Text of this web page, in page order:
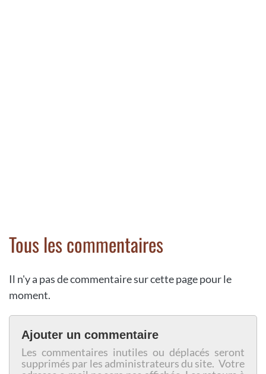
Tous les commentaires
Il n'y a pas de commentaire sur cette page pour le
moment.
Ajouter un commentaire
Les commentaires inutiles ou déplacés seront
supprimés par les administrateurs du site. Votre